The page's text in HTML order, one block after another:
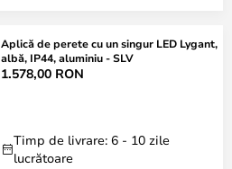
Aplică de perete cu un singur LED Lygant,
albă, IP44, aluminiu - SLV
1.578,00 RON
Timp de livrare: 6 - 10 zile
lucrătoare